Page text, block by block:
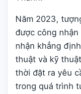
Năm 2023,
được công nhận
nhận khẳng
thuật và kỹ
thời đặt ra yêu
trong quá trình